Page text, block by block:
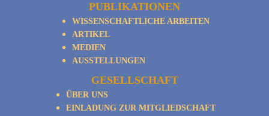
PUBLIKATIONEN
WISSENSCHAFTLICHE ARBEITEN
ARTIKEL
MEDIEN
AUSSTELLUNGEN
GESELLSCHAFT
ÜBER UNS
EINLADUNG ZUR MITGLIEDSCHAFT